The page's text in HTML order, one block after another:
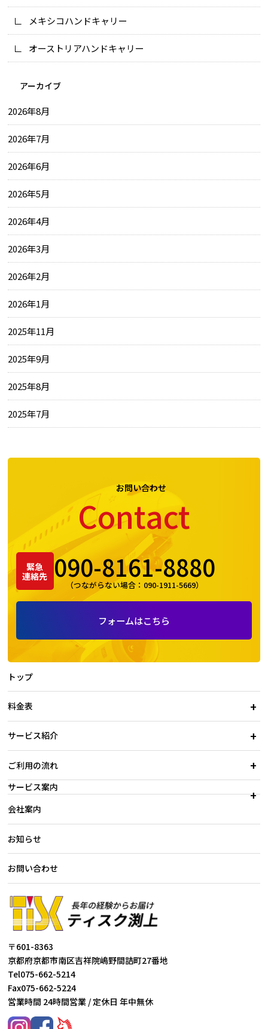
メキシコハンドキャリー
オーストリアハンドキャリー
アーカイブ
2026年8月
2026年7月
2026年6月
2026年5月
2026年4月
2026年3月
2026年2月
2026年1月
2025年11月
2025年9月
2025年8月
2025年7月
お問い合わせ
Contact
緊急
連絡先 090-8161-8880
（つながらない場合： 090-1911-5669）
フォームはこちら
トップ
料金表
サービス紹介
ご利用の流れ
サービス案内
会社案内
お知らせ
お問い合わせ
〒601-8363
京都府京都市南区吉祥院嶋野間詰町27番地
Tel075-662-5214
Fax075-662-5224
営業時間 24時間営業 / 定休日 年中無休